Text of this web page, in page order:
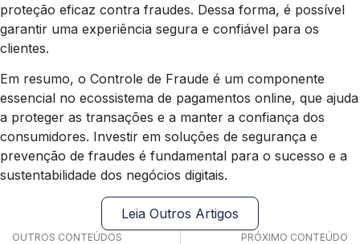
proteção eficaz contra fraudes. Dessa forma, é possível
garantir uma experiência segura e confiável para os
clientes.
Em resumo, o Controle de Fraude é um componente
essencial no ecossistema de pagamentos online, que ajuda
a proteger as transações e a manter a confiança dos
consumidores. Investir em soluções de segurança e
prevenção de fraudes é fundamental para o sucesso e a
sustentabilidade dos negócios digitais.
Leia Outros Artigos
OUTROS CONTEÚDOS
PRÓXIMO CONTEÚDO